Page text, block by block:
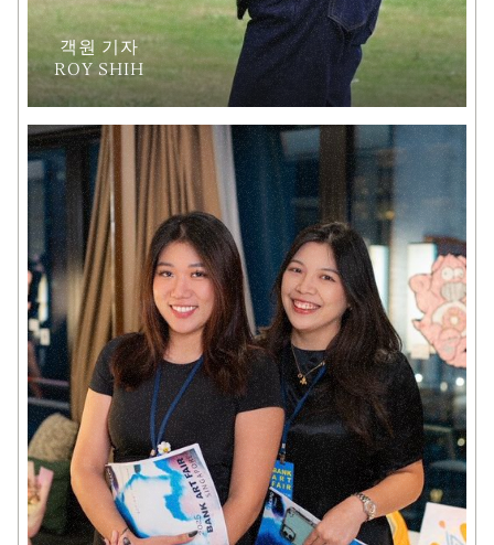
객원 기자
ROY SHIH